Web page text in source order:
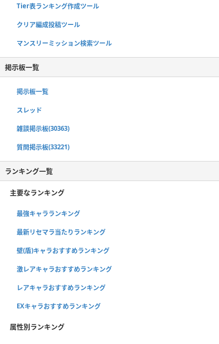
Tier表ランキング作成ツール
クリア編成投稿ツール
マンスリーミッション検索ツール
掲示板一覧
掲示板一覧
スレッド
雑談掲示板(30363)
質問掲示板(33221)
ランキング一覧
主要なランキング
最強キャラランキング
最新リセマラ当たりランキング
壁(盾)キャラおすすめランキング
激レアキャラおすすめランキング
レアキャラおすすめランキング
EXキャラおすすめランキング
属性別ランキング